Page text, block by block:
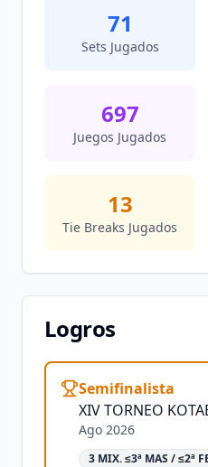
71
Sets Jugados
697
Juegos Jugados
13
Tie Breaks Jugados
Logros
Semifinalista
XIV TORNEO
Ago 2026
3 MIX. ≤3ª MAS / ≤2ª